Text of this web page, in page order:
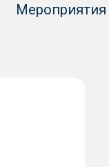
Мероприятия